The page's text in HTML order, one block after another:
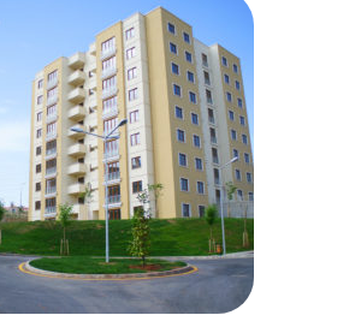
de condomínio: o que o
saber sobre a atualização
das coberturas
desafios enfrentados pelos
o seguro obrigatório de